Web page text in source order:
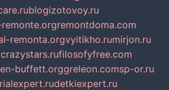
blogizotovoy.ru
remontdoma.com
remonta.orgvyitikho.rumirjon.ru
filosofyfree.com
buffett.orggreleon.comsp-or.ru
detkiexpert.ru